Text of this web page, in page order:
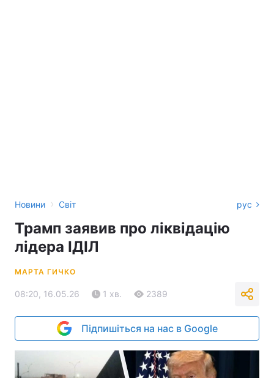
Новини › Світ рус
Трамп заявив про ліквідацію
лідера ІДІЛ
МАРТА ГИЧКО
08:20, 16.05.26 1 хв. 2389
Підпишіться на нас в Google